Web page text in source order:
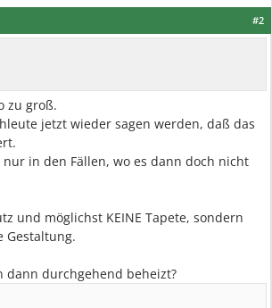
#2
zu groß.
jetzt wieder sagen werden, daß das
in den Fällen, wo es dann doch nicht
und möglichst KEINE Tapete, sondern
Gestaltung.
dann durchgehend beheizt?